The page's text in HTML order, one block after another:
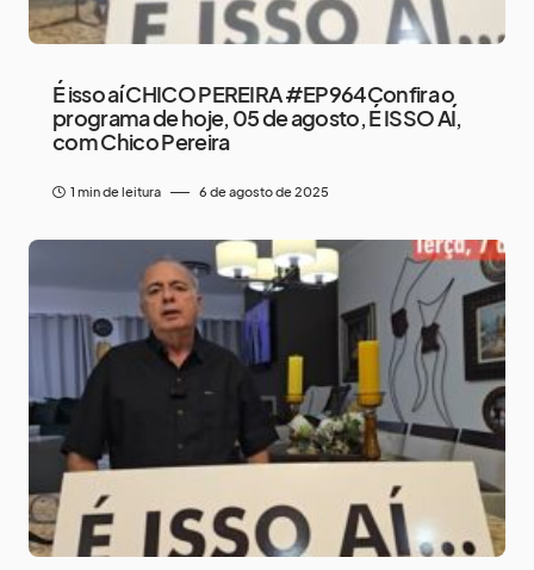
É isso aí CHICO PEREIRA #EP964Confira o
programa de hoje, 05 de agosto, É ISSO AÍ,
com Chico Pereira
1 min de leitura 6 de agosto de 2025